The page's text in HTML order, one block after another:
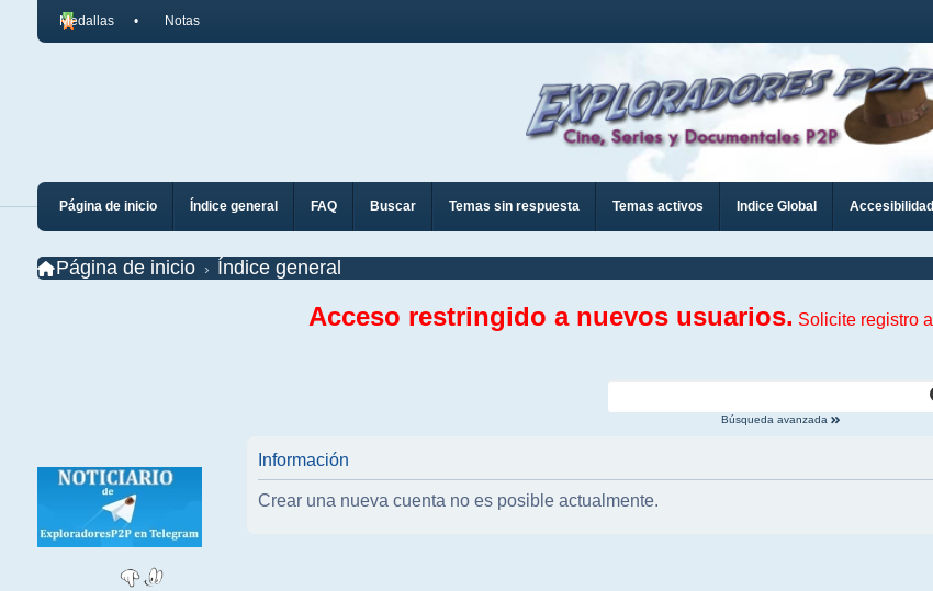
Medallas Notas
Página de inicio Índice general FAQ Buscar Temas sin respuesta Temas activos Indice Global Accesibilidad
Página de inicio Índice general
Acceso restringido a nuevos usuarios. Solicite registro a
Búsqueda avanzada
Información
Crear una nueva cuenta no es posible actualmente.